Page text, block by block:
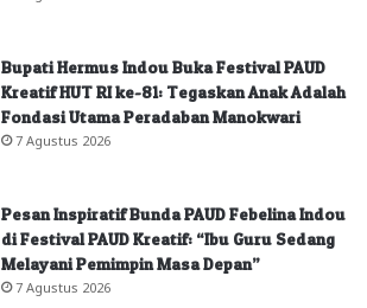
Bupati Hermus Indou Buka Festival PAUD
Kreatif HUT RI ke-81: Tegaskan Anak Adalah
Fondasi Utama Peradaban Manokwari
7 Agustus 2026
Pesan Inspiratif Bunda PAUD Febelina Indou
di Festival PAUD Kreatif: “Ibu Guru Sedang
Melayani Pemimpin Masa Depan”
7 Agustus 2026